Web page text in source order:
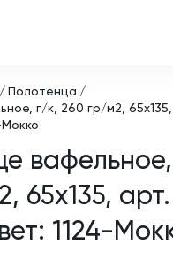
Полотенца
г/к, 260 гр/м2,
65х135,
1124-